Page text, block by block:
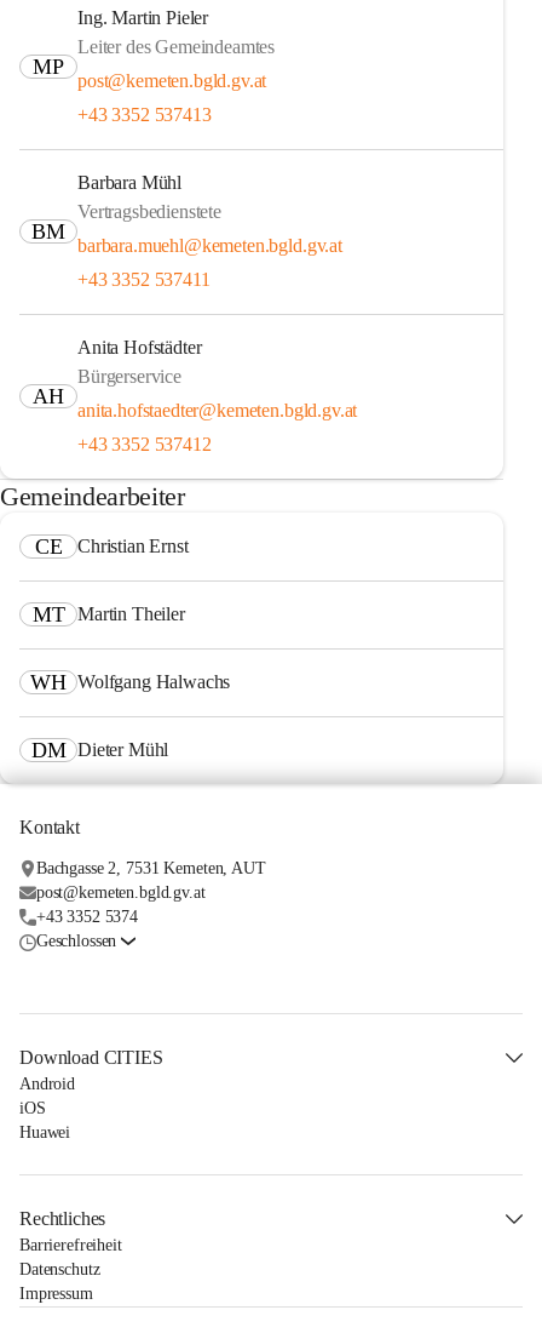
MP
Ing. Martin Pieler
Leiter des Gemeindeamtes
post@kemeten.bgld.gv.at
+43 3352 537413
BM
Barbara Mühl
Vertragsbedienstete
barbara.muehl@kemeten.bgld.gv.at
+43 3352 537411
AH
Anita Hofstädter
Bürgerservice
anita.hofstaedter@kemeten.bgld.gv.at
+43 3352 537412
Gemeindearbeiter
CE Christian Ernst
MT Martin Theiler
WH Wolfgang Halwachs
DM Dieter Mühl
Kontakt
Bachgasse 2, 7531 Kemeten, AUT
post@kemeten.bgld.gv.at
+43 3352 5374
Geschlossen
Download CITIES
Android
iOS
Huawei
Rechtliches
Barrierefreiheit
Datenschutz
Impressum